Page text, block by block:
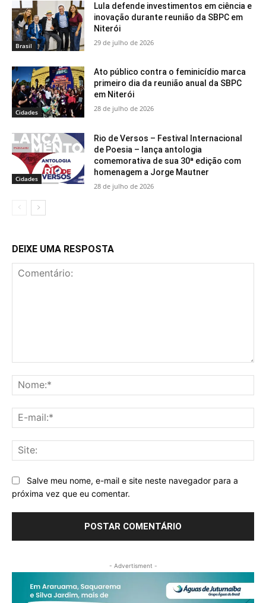
Brasil
Lula defende investimentos em ciência e
inovação durante reunião da SBPC em
Niterói
29 de julho de 2026
Cidades
Ato público contra o feminicídio marca
primeiro dia da reunião anual da SBPC
em Niterói
28 de julho de 2026
Cidades
Rio de Versos – Festival Internacional
de Poesia – lança antologia
comemorativa de sua 30ª edição com
homenagem a Jorge Mautner
28 de julho de 2026
DEIXE UMA RESPOSTA
Salve meu nome, e-mail e site neste navegador para a
próxima vez que eu comentar.
- Advertisment -